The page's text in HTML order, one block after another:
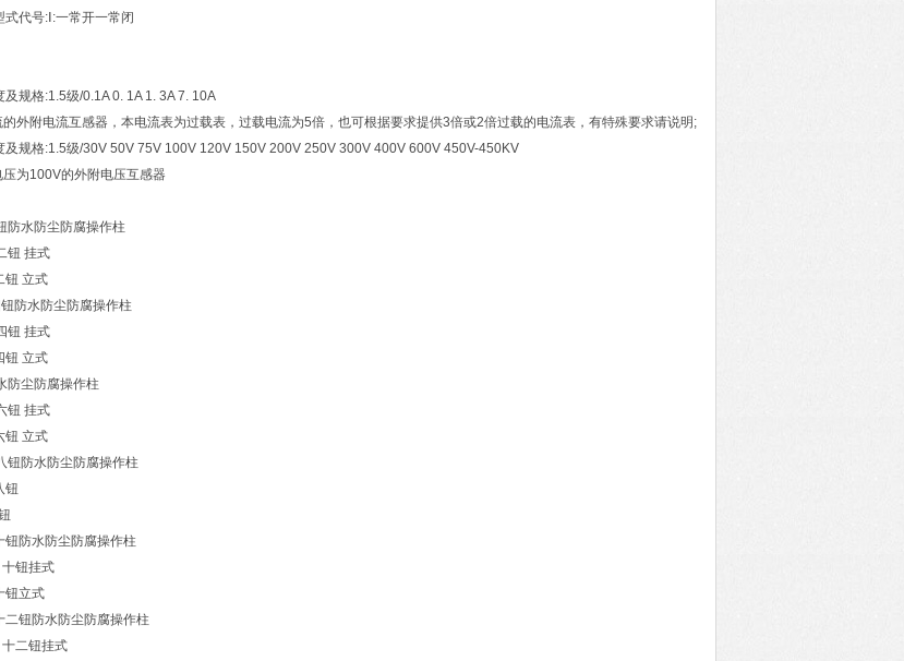
代号:Ⅰ:一常开一常闭
及规格:1.5级/0.1A 0. 1A 1. 3A 7. 10A
外附电流互感器，本电流表为过载表，过载电流为5倍，也可根据要求提供3倍或2倍过载的电流表，有特殊要求请说明;
及规格:1.5级/30V 50V 75V 100V 120V 150V 200V 250V 300V 400V 600V 450V-450KV
为100V的外附电压互感器
防水防尘防腐操作柱
钮 挂式
钮 立式
防水防尘防腐操作柱
钮 挂式
钮 立式
防尘防腐操作柱
钮 挂式
钮 立式
钮防水防尘防腐操作柱
钮
钮防水防尘防腐操作柱
十钮挂式
钮立式
二钮防水防尘防腐操作柱
二钮挂式